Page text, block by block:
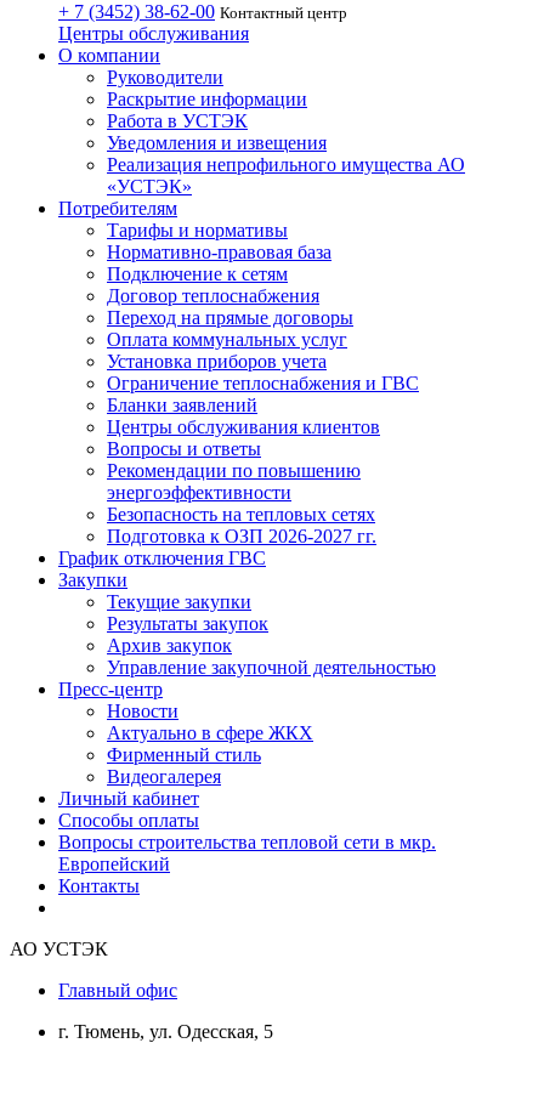
+ 7 (3452) 38-62-00 Контактный центр
Центры обслуживания
О компании
Руководители
Раскрытие информации
Работа в УСТЭК
Уведомления и извещения
Реализация непрофильного имущества АО
«УСТЭК»
Потребителям
Тарифы и нормативы
Нормативно-правовая база
Подключение к сетям
Договор теплоснабжения
Переход на прямые договоры
Оплата коммунальных услуг
Установка приборов учета
Ограничение теплоснабжения и ГВС
Бланки заявлений
Центры обслуживания клиентов
Вопросы и ответы
Рекомендации по повышению
энергоэффективности
Безопасность на тепловых сетях
Подготовка к ОЗП 2026-2027 гг.
График отключения ГВС
Закупки
Текущие закупки
Результаты закупок
Архив закупок
Управление закупочной деятельностью
Пресс-центр
Новости
Актуально в сфере ЖКХ
Фирменный стиль
Видеогалерея
Личный кабинет
Способы оплаты
Вопросы строительства тепловой сети в мкр.
Европейский
Контакты
АО УСТЭК
Главный офис
г. Тюмень, ул. Одесская, 5